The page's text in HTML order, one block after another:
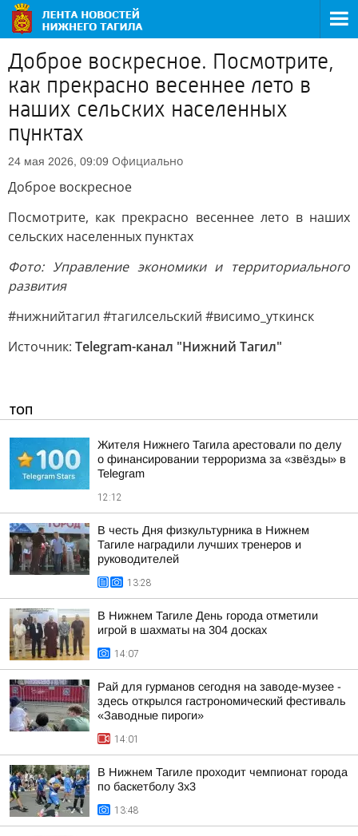
Доброе воскресное. Посмотрите,
как прекрасно весеннее лето в
наших сельских населенных
пунктах
24 мая 2026, 09:09 Официально
Доброе воскресное
Посмотрите, как прекрасно весеннее лето в наших
сельских населенных пунктах
Фото: Управление экономики и территориального
развития
#нижнийтагил #тагилсельский #висимо_уткинск
Источник: Telegram-канал "Нижний Тагил"
ТОП
Жителя Нижнего Тагила арестовали по делу
о финансировании терроризма за «звёзды» в
Telegram
12:12
В честь Дня физкультурника в Нижнем
Тагиле наградили лучших тренеров и
руководителей
13:28
В Нижнем Тагиле День города отметили
игрой в шахматы на 304 досках
14:07
Рай для гурманов сегодня на заводе-музее -
здесь открылся гастрономический фестиваль
«Заводные пироги»
14:01
В Нижнем Тагиле проходит чемпионат города
по баскетболу 3х3
13:48